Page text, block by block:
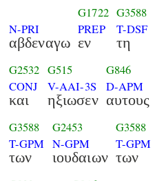
N-PRI
αβδεναγω
G1722
PREP
εν
G3588
T-DSF
τη
G2532
CONJ
και
G515
V-AAI-3S
ηξιωσεν
G846
D-APM
αυτους
G3588
T-GPM
των
G2453
N-GPM
ιουδαιων
G3588
T-GPM
των